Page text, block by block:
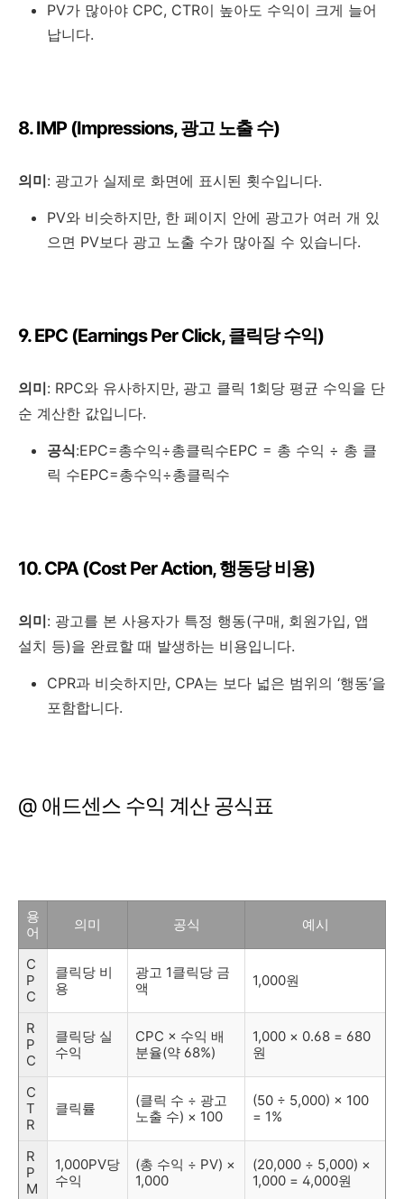
PV가 많아야 CPC, CTR이 높아도 수익이 크게 늘어
납니다.
8. IMP (Impressions, 광고 노출 수)
의미: 광고가 실제로 화면에 표시된 횟수입니다.
PV와 비슷하지만, 한 페이지 안에 광고가 여러 개 있
으면 PV보다 광고 노출 수가 많아질 수 있습니다.
9. EPC (Earnings Per Click, 클릭당 수익)
의미: RPC와 유사하지만, 광고 클릭 1회당 평균 수익을 단
순 계산한 값입니다.
공식:EPC=총수익÷총클릭수EPC = 총 수익 ÷ 총 클
릭 수EPC=총수익÷총클릭수
10. CPA (Cost Per Action, 행동당 비용)
의미: 광고를 본 사용자가 특정 행동(구매, 회원가입, 앱
설치 등)을 완료할 때 발생하는 비용입니다.
CPR과 비슷하지만, CPA는 보다 넓은 범위의 ‘행동’을
포함합니다.
@ 애드센스 수익 계산 공식표
용
어
의미 공식 예시
C
P
C
클릭당 비
용
광고 1클릭당 금
액
1,000원
R
P
C
클릭당 실
수익
CPC × 수익 배
분율(약 68%)
1,000 × 0.68 = 680
원
C
T
R
클릭률
(클릭 수 ÷ 광고
노출 수) × 100
(50 ÷ 5,000) × 100
= 1%
R
P
M
1,000PV당
수익
(총 수익 ÷ PV) ×
1,000
(20,000 ÷ 5,000) ×
1,000 = 4,000원